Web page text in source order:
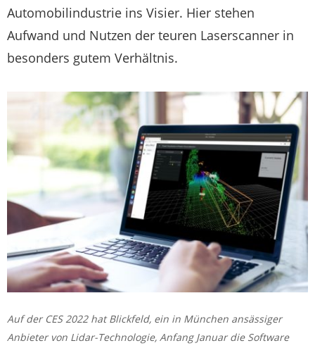
Automobilindustrie ins Visier. Hier stehen
Aufwand und Nutzen der teuren Laserscanner in
besonders gutem Verhältnis.
Auf der CES 2022 hat Blickfeld, ein in München ansässiger
Anbieter von Lidar-Technologie, Anfang Januar die Software